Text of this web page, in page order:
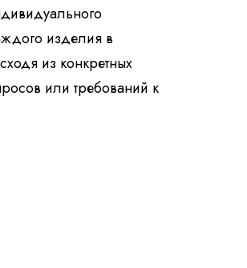
изделия в
из конкретных
или требований к